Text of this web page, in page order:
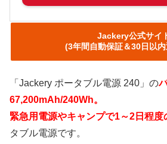
Jackery公式サイ
(3年間自動保証＆30日以
「Jackery ポータブル電源 240」の
67,200mAh/240Wh。
緊急用電源やキャンプで1～2日程度
タブル電源です。